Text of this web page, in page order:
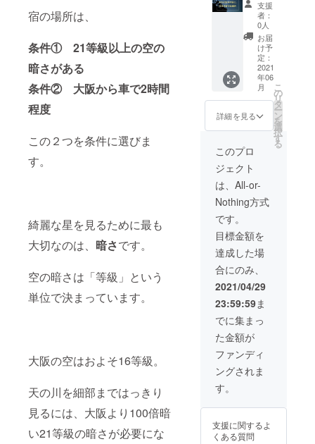
宿の場所は、
条件① 21等級以上の空の
暗さがある
条件② 大阪から車で2時間
程度
この２つを条件に選びま
す。
綺麗な星を見るために最も
大切なのは、 暗さです。
空の暗さは「等級」という
単位で決まっています。
大阪の空はおよそ16等級。
天の川を細部まではっきり
見るには、大阪より100倍暗
い21等級の暗さが必要にな
属しま
す。ま
た、当
DVDお
よび動
画で提
供する
情報、
画像、
を、権
利者の
く転
載、転
用、複
製、複
写、編
集、改
売、公
衆送信
などの
二次利
用する
ことを
禁じま
す。
おすす
めの撮
り方 ・
メンテ
ナンス
方法 <
おこと
わり>
動画の
著作権
者に帰
属しま
す。ま
た、当
DVDお
よび動
供する
情報、
画像、
音声等
を、権
利者の
許可な
く転
載、転
用、複
製、複
写、編
集、改
変、販
などの
二次利
用する
衣服は
サイズ
(S〜XL)
をお選
びくだ
さい。
DVDは
YouTub
e限定公
開動画
に変更
す。 <
内容>
☆お礼
の手紙
☆マグ
カップ
グ ☆ブ
ラン
ケット
☆星空T
シャツ
☆太陽
系パー
カー
☆DVD3
点（星
空紹
介、星
空撮
門）：
間 これ
であな
にかく
星が好
きで、
みんな
にもっ
と星を
見て欲
しい。
天文の
普及活
動を支
い。 そ
んな星
空の良
さを存
分に伝
えた
い方向
けのプ
ランで
す。 お
礼の手
紙と
「こん
な宿に
してほ
しい」
という
ご要望
を承り
☆ひと
と文
字、丁
支援
者：
0人
お届
け予
定：
2021
年06
月
詳細を見る
こ
の
リ
タ
ー
ン
を
選
択
す
る
このプロ
ジェクト
は、All-or-
Nothing方式
です。
目標金額を
達成した場
合にのみ、
2021/04/29
23:59:59ま
でに集まっ
た金額が
ファンディ
ングされま
す。
支援に関するよ
くある質問